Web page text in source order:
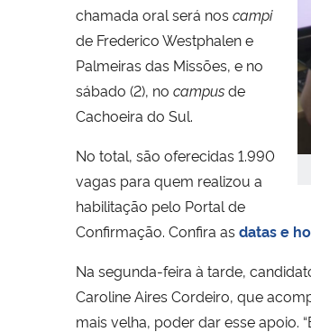
chamada oral será nos campi
de Frederico Westphalen e
Palmeiras das Missões, e no
sábado (2), no campusde
Cachoeira do Sul.
No total, são oferecidas 1.990
vagas para quem realizou a
habilitação pelo Portal de
Confirmação. Confira as datas e
Na segunda-feira à tarde,
Caroline Aires Cordeiro, que
mais velha, poder dar esse apoio.